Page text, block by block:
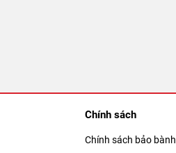
Chính sách
Chính sách bảo bành